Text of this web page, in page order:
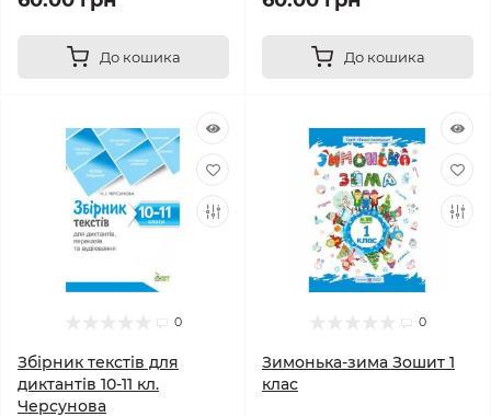
До кошика До кошика
0
Збірник текстів для
диктантів 10-11 кл.
Черсунова
0
Зимонька-зима Зошит 1
клас